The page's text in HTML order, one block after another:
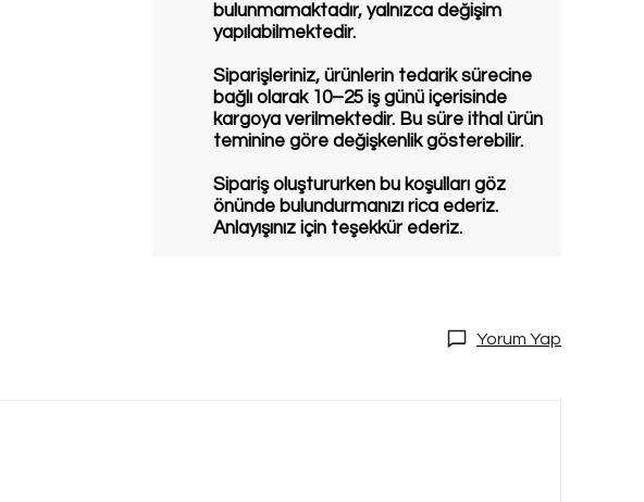
bulunmamaktadır, yalnızca değişim
yapılabilmektedir.
Siparişleriniz, ürünlerin tedarik sürecine
bağlı olarak 10–25 iş günü içerisinde
kargoya verilmektedir. Bu süre ithal ürün
teminine göre değişkenlik gösterebilir.
Sipariş oluştururken bu koşulları göz
önünde bulundurmanızı rica ederiz.
Anlayışınız için teşekkür ederiz.
Yorum Yap